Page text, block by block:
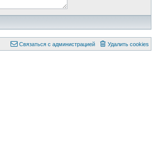
Удалить cookies
Связаться с администрацией